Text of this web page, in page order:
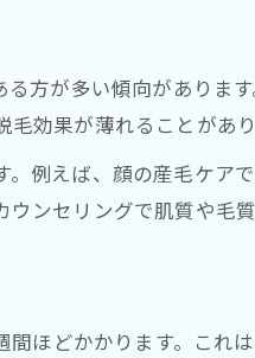
方が多い傾向がありま
効果が薄れることがあり
例えば、顔の産毛ケア
ンセリングで肌質や毛
ほどかかります。これ